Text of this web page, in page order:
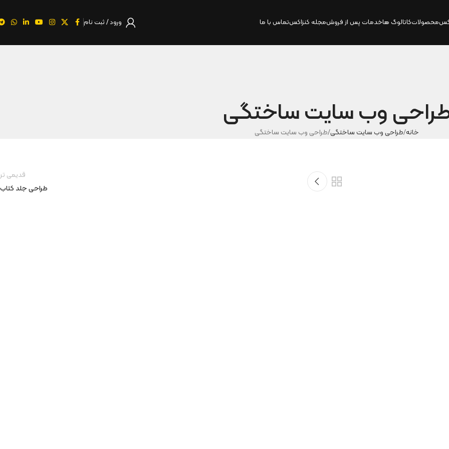
محصولاتکاتالوگ‌ هاخدمات پس از فروشمجله کنزاکستماس با ما ورود / ثبت نام
وب سایت ساختگی
خانه طراحی وب سایت ساختگی طراحی وب سایت ساختگی
قدیمی تر
طراحی جلد کتاب